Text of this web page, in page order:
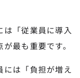
は「従業員に導入
最も重要です。
には「負担が増え